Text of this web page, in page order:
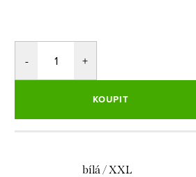
KOUPIT
bílá / XXL